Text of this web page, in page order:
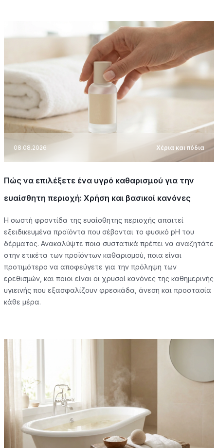
08.08.2026 Χέρια και πόδια
Πώς να επιλέξετε ένα υγρό καθαρισμού για την
ευαίσθητη περιοχή: Χρήση και βασικοί κανόνες
Η σωστή φροντίδα της ευαίσθητης περιοχής απαιτεί
εξειδικευμένα προϊόντα που σέβονται το φυσικό pH του
δέρματος. Ανακαλύψτε ποια συστατικά πρέπει να αναζητάτε
στην ετικέτα των προϊόντων καθαρισμού, ποια είναι
προτιμότερο να αποφεύγετε για την πρόληψη των
ερεθισμών, και ποιοι είναι οι χρυσοί κανόνες της καθημερινής
υγιεινής που εξασφαλίζουν φρεσκάδα, άνεση και προστασία
κάθε μέρα.